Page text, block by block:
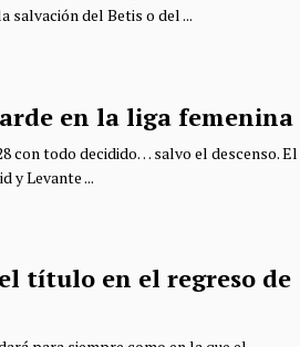
salvación del Betis o del ...
en la liga femenina
con todo decidido… salvo el descenso. El
y Levante ...
título en el regreso de